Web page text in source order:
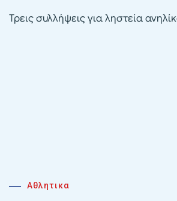
Τρεις συλλήψεις για ληστεία
Αθλητικα